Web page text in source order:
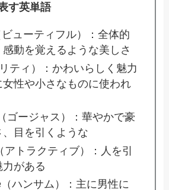
す英単語
ューティフル）：全体的
動を覚えるような美しさ
ティ）：かわいらしく魅力
女性や小さなものに使われ
ゴージャス）：華やかで豪
目を引くような
アトラクティブ）：人を引
力がある
ハンサム）：主に男性に